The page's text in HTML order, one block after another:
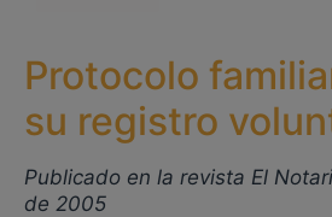
Protocolo
su registro
Publicado en la revista El
de 2005